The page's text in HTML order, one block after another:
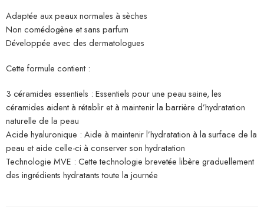
Adaptée aux peaux normales à sèches
Non comédogène et sans parfum
Développée avec des dermatologues
Cette formule contient :
3 céramides essentiels : Essentiels pour une peau saine, les
céramides aident à rétablir et à maintenir la barrière d’hydratation
naturelle de la peau
Acide hyaluronique : Aide à maintenir l’hydratation à la surface de la
peau et aide celle-ci à conserver son hydratation
Technologie MVE : Cette technologie brevetée libère graduellement
des ingrédients hydratants toute la journée